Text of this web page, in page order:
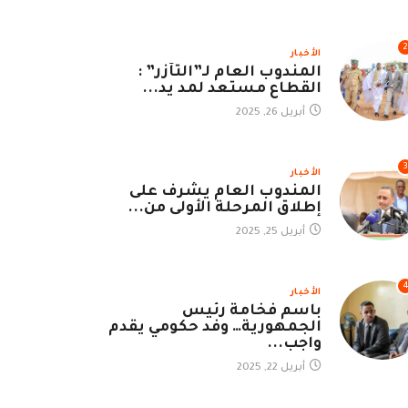
2
الأخبار
المندوب العام لـ”التآزر” :
القطاع مستعد لمد يد...
أبريل 26, 2025
3
الأخبار
المندوب العام يشرف على
إطلاق المرحلة الأولى من...
أبريل 25, 2025
4
الأخبار
باسم فخامة رئيس
الجمهورية… وفد حكومي يقدم
واجب...
أبريل 22, 2025